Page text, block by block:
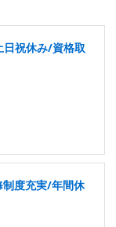
祝休み/資格取
度充実/年間休